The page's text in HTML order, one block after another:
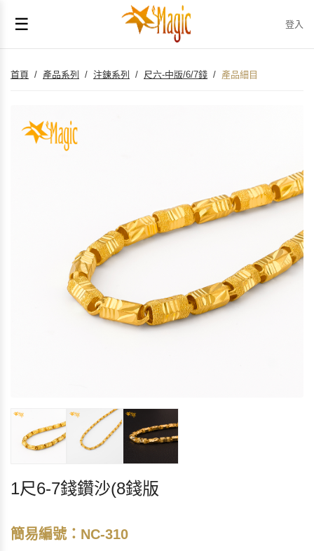
☰ 登入
首頁 / 產品系列 / 注鍊系列 / 尺六-中版/6/7錢 / 產品細目
1尺6-7錢鑽沙(8錢版
簡易編號：NC-310